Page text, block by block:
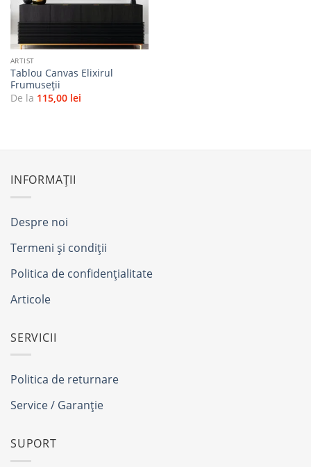
ARTIST
Tablou Canvas Elixirul
Frumuseții
De la 115,00 lei
INFORMAȚII
Despre noi
Termeni și condiții
Politica de confidențialitate
Articole
SERVICII
Politica de returnare
Service / Garanție
SUPORT